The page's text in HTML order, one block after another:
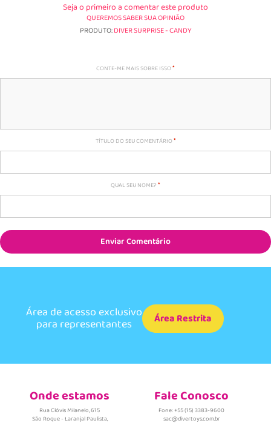
Seja o primeiro a comentar este produto
QUEREMOS SABER SUA OPINIÃO
PRODUTO:DIVER SURPRISE - CANDY
CONTE-ME MAIS SOBRE ISSO
TÍTULO DO SEU COMENTÁRIO
QUAL SEU NOME?
Enviar Comentário
Área de acesso exclusivo
para representantes Área Restrita
Onde estamos
Rua Clóvis Milanelo, 615
São Roque - Laranjal Paulista,
Fale Conosco
Fone: +55 (15) 3383-9600
sac@divertoys.com.br